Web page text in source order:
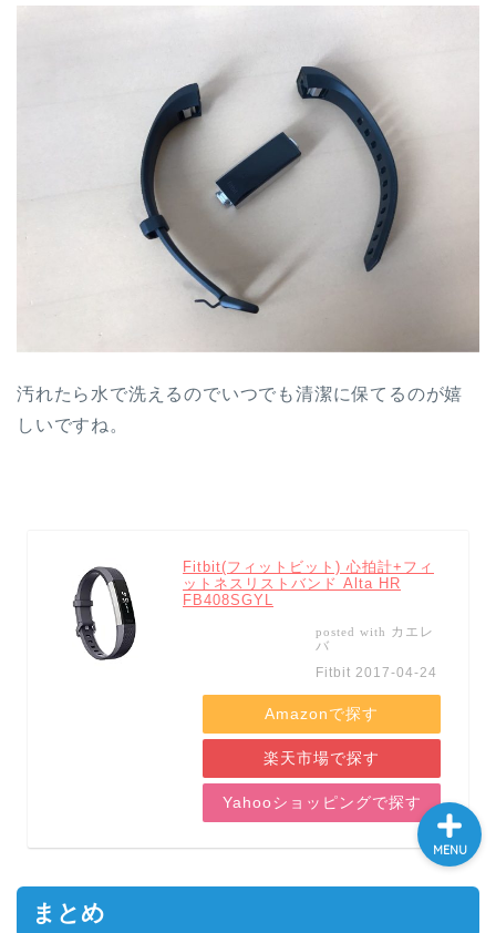
汚れたら水で洗えるのでいつでも清潔に保てるのが嬉
しいですね。
Fitbit(フィットビット) 心拍計+フィ
ットネスリストバンド Alta HR
FB408SGYL
posted with カエレ
バ
Fitbit 2017-04-24
Amazonで探す
楽天市場で探す
Yahooショッピングで探す
まとめ
MENU
プロテイン
トレーニングアイテム
ランニング